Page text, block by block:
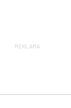
REKLAMA